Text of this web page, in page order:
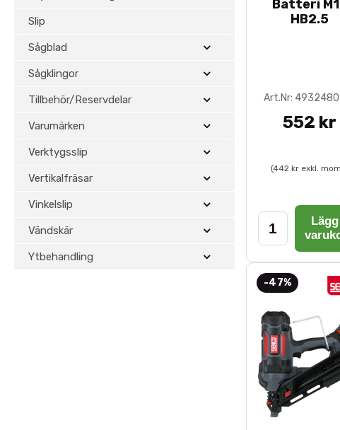
Slip
Sågblad
Sågklingor
Tillbehör/Reservdelar
Varumärken
Verktygsslip
Vertikalfräsar
Vinkelslip
Vändskär
Ytbehandling
Batteri
HB2.5
Art.Nr:
552 kr
(442 kr exkl.
-47%